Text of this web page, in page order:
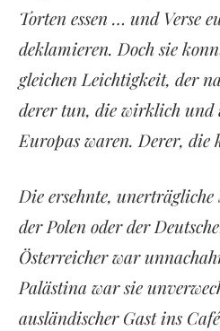
Torten essen … und Verse
deklamieren. Doch sie
gleichen Leichtigkeit, der
derer tun, die wirklich
Europas waren. Derer, die
Die ersehnte,
der Polen oder der
Österreicher war
Palästina war sie
ausländischer Gast ins